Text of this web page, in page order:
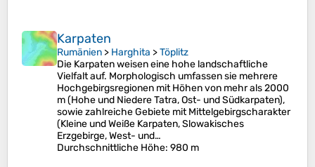
Karpaten
Rumänien > Harghita >Töplitz
Die Karpaten weisen eine hohe landschaftliche
Vielfalt auf. Morphologisch umfassen sie mehrere
Hochgebirgsregionen mit Höhen von mehr als 2000
m (Hohe und Niedere Tatra, Ost- und Südkarpaten),
sowie zahlreiche Gebiete mit Mittelgebirgscharakter
(Kleine und Weiße Karpaten, Slowakisches
Erzgebirge, West- und…
Durchschnittliche Höhe: 980 m